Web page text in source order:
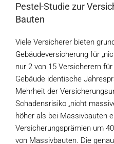
Pestel-Studie zur
Bauten
Viele Versicherer bieten
Gebäudeversicherung für
nur 2 von 15 Versicherern für
Gebäude identische
Mehrheit der
Schadensrisiko „nicht
höher als bei Massivbauten
Versicherungsprämien um
von Massivbauten. Die